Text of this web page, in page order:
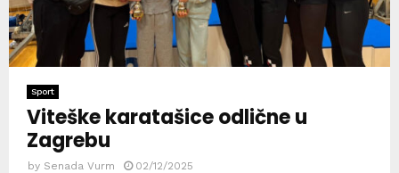
Sport
Viteške karatašice odlične u
Zagrebu
by Senada Vurm 02/12/2025